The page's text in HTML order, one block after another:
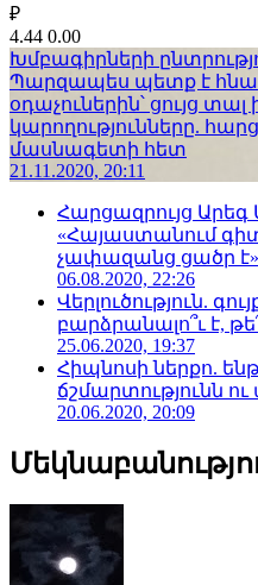
₽
4.44 0.00
Խմբագիրների
Պարզապես պետք է
օդաչուներին՝ ցույց տալ
կարողությունները.
մասնագետի հետ
21.11.2020, 20:11
Հարցազրույց Արեգ
«Հայաստանում
չափազանց ցածր է»
06.08.2020, 22:26
Վերլուծություն.
բարձրանալո՞ւ է,
25.06.2020, 19:37
Հիպնոսի ներքո.
ճշմարտությունն
20.06.2020, 20:09